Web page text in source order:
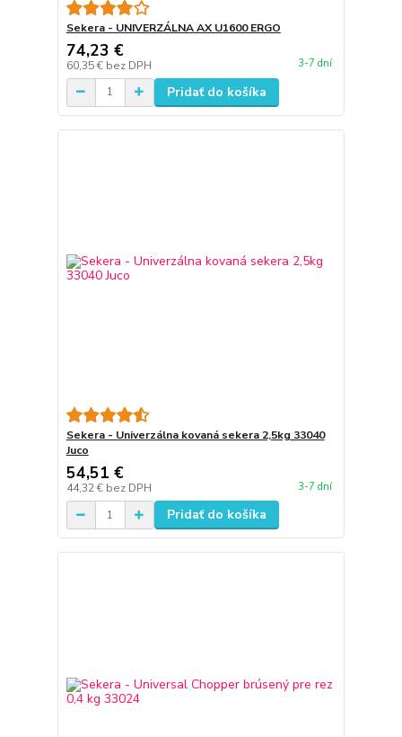
Sekera - UNIVERZÁLNA AX U1600 ERGO
74,23 €
60,35 € bez DPH 3-7 dní
Pridať do košíka
Sekera - Univerzálna kovaná sekera 2,5kg 33040
Juco
54,51 €
44,32 € bez DPH 3-7 dní
Pridať do košíka